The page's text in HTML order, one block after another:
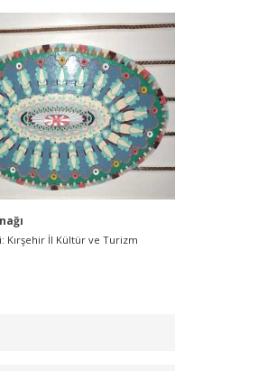
Kırşehir İl Kültür ve Turizm